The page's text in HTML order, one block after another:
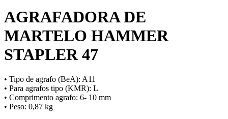
AGRAFADORA DE
MARTELO HAMMER
STAPLER 47
• Tipo de agrafo (BeA): A11
• Para agrafos tipo (KMR): L
• Comprimento agrafo: 6- 10 mm
• Peso: 0,87 kg